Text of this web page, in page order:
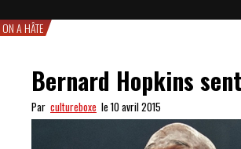
ON A HÂTE
Bernard Hopkins
Par cultureboxe le 10 avril 2015